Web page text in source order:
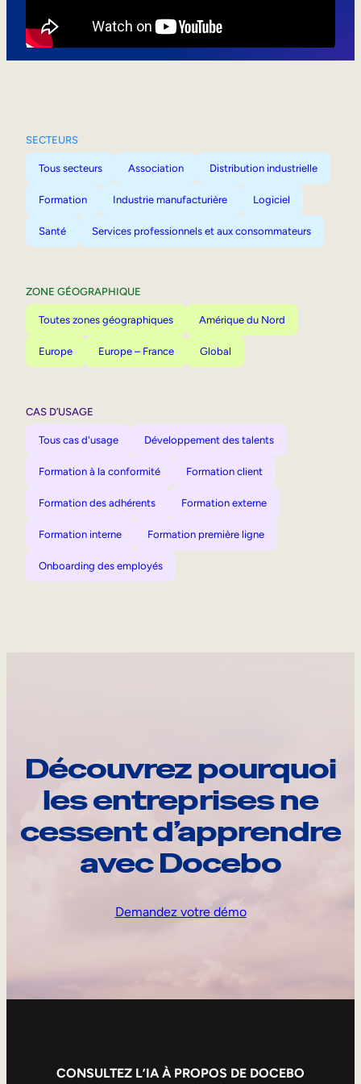
SECTEURS
Tous secteurs Association Distribution industrielle
Formation Industrie manufacturière Logiciel
Santé Services professionnels et aux consommateurs
ZONE GÉOGRAPHIQUE
Toutes zones géographiques Amérique du Nord
Europe Europe – France Global
CAS D’USAGE
Tous cas d'usage Développement des talents
Formation à la conformité Formation client
Formation des adhérents Formation externe
Formation interne Formation première ligne
Onboarding des employés
Découvrez pourquoi
les entreprises ne
cessent d’apprendre
avec Docebo
Demandez votre démo
CONSULTEZ L’IA À PROPOS DE DOCEBO